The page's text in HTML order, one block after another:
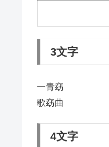
3文字
一青窈
歌窈曲
4文字